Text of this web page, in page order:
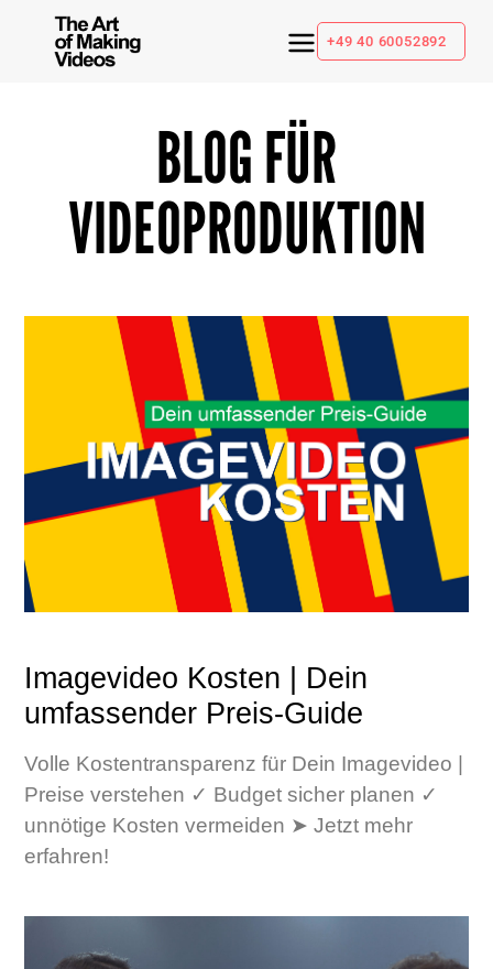
+49 40 60052892
BLOG FÜR
VIDEOPRODUKTION
Imagevideo Kosten | Dein
umfassender Preis-Guide
Volle Kostentransparenz für Dein Imagevideo |
Preise verstehen ✓ Budget sicher planen ✓
unnötige Kosten vermeiden ➤ Jetzt mehr
erfahren!